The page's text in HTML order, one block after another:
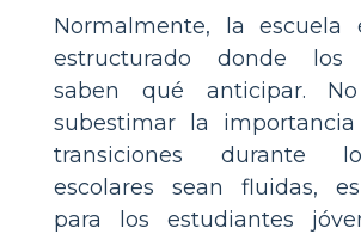
Normalmente, la
estructurado donde los
saben qué anticipar.
subestimar la
transiciones durante
escolares sean fluidas,
para los estudiantes